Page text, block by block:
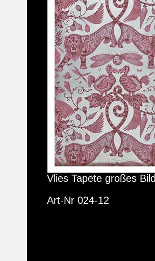
Vlies Tapete großes Bild
Art-Nr 024-12